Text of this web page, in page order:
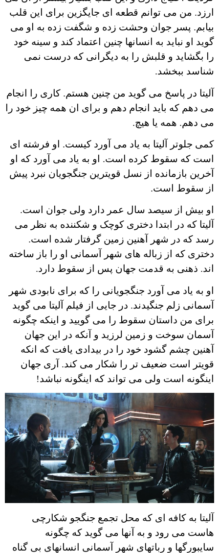
ارزد. من می توانم قطعه ای جایگزین برای این قلب
بیابم. پسر جوان وحشت زده و شگفت زده به او می
گوید او نباید به انسانها چنین اعتماد کند و سینه خود
را بگشاید و قلبش را به دیگرانی که درست نمی
شناسد ببخشد.
آلیتا در پاسخ می گوید من چنین هستم. کاری را انجام
می دهم که باید انجام دهم و برای ان همه چیز خود را
می دهم. همه یا هیچ.
کمی جلوتر آلیتا به یاد می آورد کیست. او فرشته ای
است که سقوط کرده است. او به یاد می آورد که او
آخرین بازمانده از نسل قویترین جنگجویان نبرد پیش
از سقوط است.
او بیش از سیصد سال عمر دارد ولی جوان است.
آلیتا که در ابتدا دختری کوچک و شکننده به نظر می
رسد که در شهر آهنین زمین گرفتار شده است.
دختری که از زباله های شهر آسمانی او را باز ساخته
اند. ذهنی به قدمت جهان پس از سقوط دارد.
او به یاد می آورد جنگجویانی را که برای نابودی شهر
آسمانی زلم جنگیدند. در جایی از فیلم آلیتا می گوید
برای من داستان سقوط را می گویید و اینکه چگونه
آسمان سوخت و زمین لرزید و آنکه در این جهان
آهنین چشم گشود خود را در بیدادی یافت که انکه
قویتر است ضعیف تر را شکار می کند. آری جهان
اینگونه است ولی می تواند که اینگونه نباشد!
آلیتا به کافه ای که محل تجمع جنگجو شکارچی
هاست می رود و به آنها می گوید که چگونه
سایبورگها و رباتهای شهر آسمانی انسانهای بی گناه